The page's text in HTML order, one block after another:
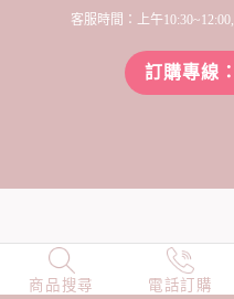
商品搜尋 電話訂購
NEW 店長精選
客服時間：上午
訂購專線